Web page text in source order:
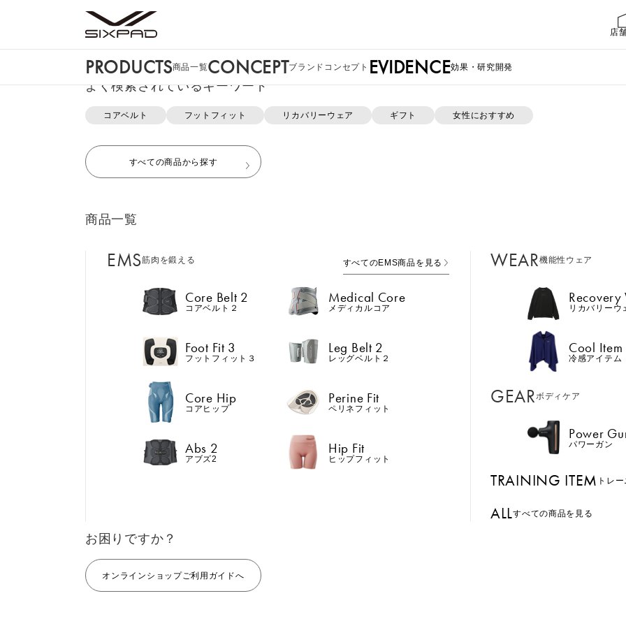
店
PRODUCTS商品一覧
Core Belt 2
Perine Fit GEAR
Power
TRAINING ITEMトレー
ALLすべての商品を見る
LIVE SHOPPING
AMBASSADOR
ブランド パートナー
SIXPAD CLUB
SIXPAD アプリ
よく検索されているキーワード
コアベルト フットフィット リカバリーウェア ギフト 女性におすすめ
すべての商品から探す
商品一覧
EMS筋肉を鍛える
Core Belt 2
コアベルト２
Medical Core
メディカルコア
Foot Fit 3
フットフィット３
Leg Belt 2
レッグベルト２
Core Hip
コアヒップ
Perine Fit
ペリネフィット
Abs 2
アブズ2
Hip Fit
ヒップフィット
すべてのEMS商品を見る WEAR機能性ウェア
Recovery
リカバリーウ
Cool Item
冷感アイテム
GEARボディケア
Power
パワーガン
TRAINING ITEM トレ
ALLすべての商品を見る
お困りですか？
オンラインショップご利用ガイドへ
PRODUCTS商品一覧CONCEPTブランドコンセプト EVIDENCE効果・研究開発
申し訳ございません。この商品には詳細情報がありません。
おすすめ商品・新商品はこちら
おすすめ
筋下部を同時に鍛え
る。
おすすめ
Recovery Wear Series
着るだけで質の高い疲
おすすめ
Leg
巻いて